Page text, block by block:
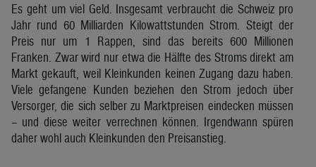
Es geht um viel Geld. Insgesamt verbraucht die Schweiz pro
Jahr rund 60 Milliarden Kilowattstunden Strom. Steigt der
Preis nur um 1 Rappen, sind das bereits 600 Millionen
Franken. Zwar wird nur etwa die Hälfte des Stroms direkt am
Markt gekauft, weil Kleinkunden keinen Zugang dazu haben.
Viele gefangene Kunden beziehen den Strom jedoch über
Versorger, die sich selber zu Marktpreisen eindecken müssen
– und diese weiter verrechnen können. Irgendwann spüren
daher wohl auch Kleinkunden den Preisanstieg.